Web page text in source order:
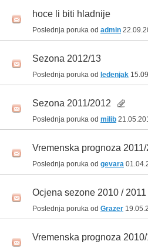
hoce li biti hladnije
Poslednja poruka od admin
Sezona 2012/13
Poslednja poruka od ledenjak
Sezona 2011/2012
Poslednja poruka od milib
Vremenska prognoza
Poslednja poruka od gevara
Ocjena sezone 2010 / 2011
Poslednja poruka od Grazer
Vremenska prognoza 2010/